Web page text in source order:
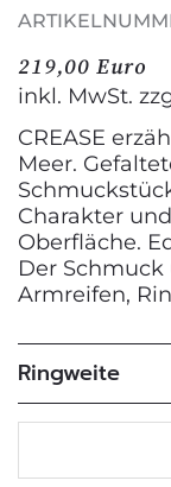
219,00 Euro
inkl. MwSt.
CREASE
Meer.
Charakter
Oberfläche.
Der Schmuck
Armreifen,
Ringweite